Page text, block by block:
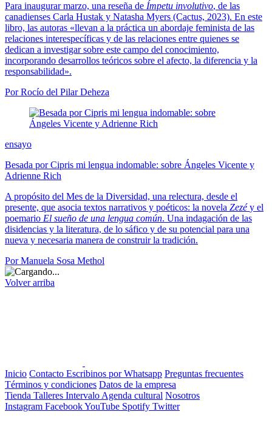
Para inaugurar marzo, una reseña de Ímpetu involutivo, de las
canadienses Carla Hustak y Natasha Myers (Cactus, 2023). En este
libro, las autoras «llevan a la práctica un abordaje feminista de las
relaciones interespecíficas y de las relaciones entre quienes se
dedican a investigar sobre este campo del conocimiento,
incorporando desarrollos teóricos sobre el afecto, la diferencia y la
responsabilidad».
Por Rocío del Pilar Deheza
ensayo
Besada por Cipris mi lengua indomable: sobre Ángeles Vicente y
Adrienne Rich
A propósito del Mes de la Diversidad, una relectura, desde el
presente, que asocia textos narrativos y poéticos: la novela Zezéy el
poemario El sueño de una lengua común. Una indagación de las
disidencias y la literatura, de lo sáfico y de su potencial para una
nueva y necesaria manera de construir la tradición.
Por Manuela Sosa Methol
Volver arriba
Inicio Contacto Escribinos por Whatsapp Preguntas frecuentes
Términos y condiciones Datos de la empresa
Tienda Talleres IntervaloAgenda cultural Nosotros
Instagram FacebookYouTube Spotify Twitter